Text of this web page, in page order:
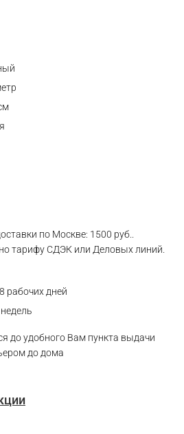
по Москве: 1500 руб..
тарифу СДЭК или Деловых линий.
рабочих дней
до удобного Вам пункта выдачи
до дома